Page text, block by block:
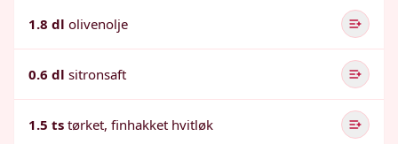
1.8 dl olivenolje
0.6 dl sitronsaft
1.5 ts tørket, finhakket hvitløk